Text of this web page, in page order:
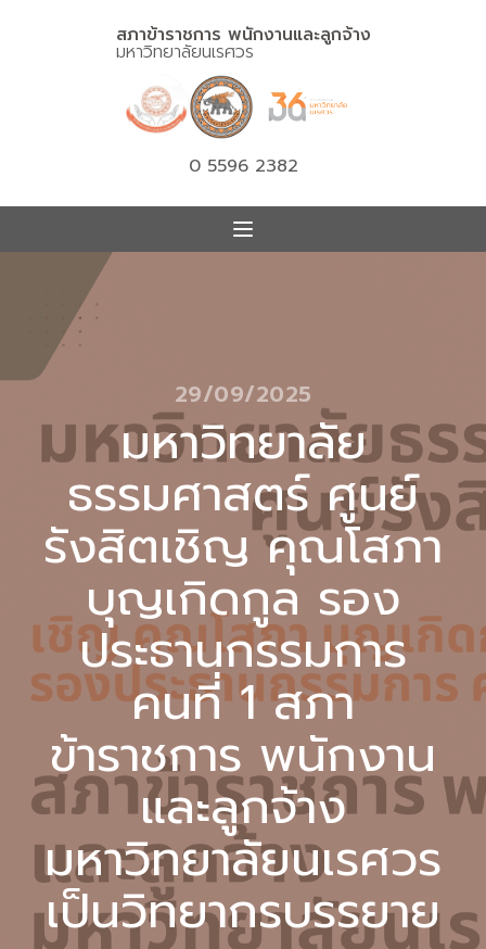
สภาข้าราชการ พนักงานและลูกจ้าง
มหาวิทยาลัยนเรศวร
0 5596 2382
29/09/2025
มหาวิทยาลัย
ธรรมศาสตร์ ศูนย์
รังสิตเชิญ คุณโสภา
บุญเกิดกูล รอง
ประธานกรรมการ
คนที่ 1 สภา
ข้าราชการ พนักงาน
และลูกจ้าง
มหาวิทยาลัยนเรศวร
เป็นวิทยากรบรรยาย